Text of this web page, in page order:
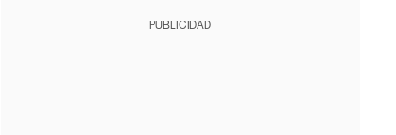
PUBLICIDAD